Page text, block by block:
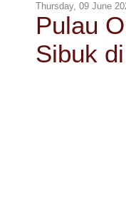
Thursday, 09 June
Pulau
Sibuk